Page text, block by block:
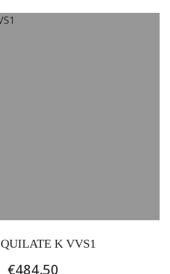
QUILATE K VVS1
€484.50